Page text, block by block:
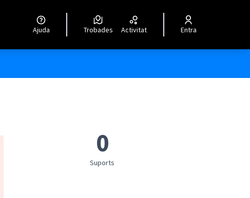
Ajuda Trobades Activitat Entra
0
Suports